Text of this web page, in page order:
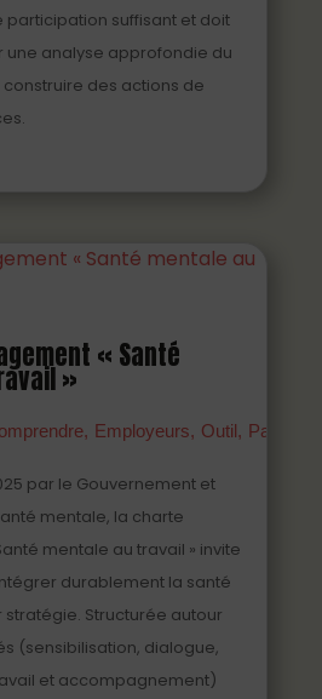
participation suffisant et doit
analyse approfondie du
des actions de
« Santé
»
Employeurs Outil
par le Gouvernement et
mentale, la charte
mentale au travail » invite
durablement la santé
Structurée autour
(sensibilisation, dialogue,
et accompagnement)